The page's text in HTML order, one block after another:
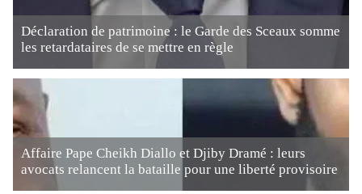
Déclaration de patrimoine : le Garde des Sceaux somme
les retardataires de se mettre en règle
Affaire Pape Cheikh Diallo et Djiby Dramé : leurs
avocats relancent la bataille pour une liberté provisoire